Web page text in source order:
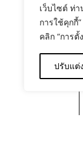
เว็บไซต์ ท่
การใช้คุกกี้
คลิก “การตั้
ปรับแต่ง